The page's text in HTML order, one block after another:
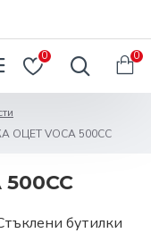
0 0
ОЦЕТ VOCA 500CC